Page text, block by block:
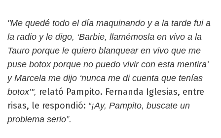
"Me quedé todo el día maquinando y a la tarde fui a
la radio y le digo, ‘Barbie, llamémosla en vivo a la
Tauro porque le quiero blanquear en vivo que me
puse botox porque no puedo vivir con esta mentira’
y Marcela me dijo ‘nunca me di cuenta que tenías
botox’", relató Pampito. Fernanda Iglesias, entre
risas, le respondió: “¡Ay, Pampito, buscate un
problema serio”.